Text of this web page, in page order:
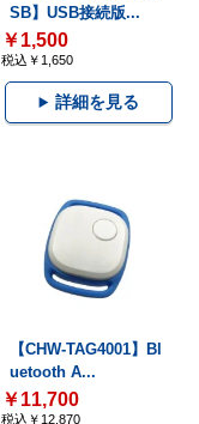
SB】USB接続版...
￥1,500
税込￥1,650
詳細を見る
【CHW-TAG4001】Bl
uetooth A...
￥11,700
税込￥12,870